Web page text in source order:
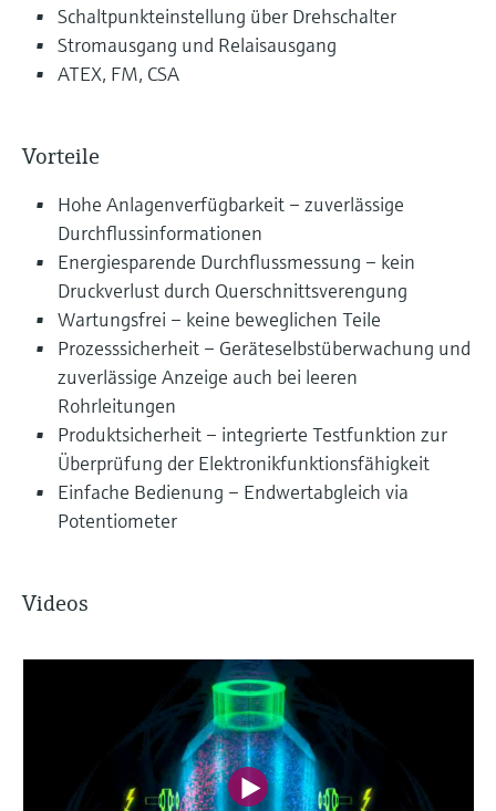
Schaltpunkteinstellung über Drehschalter
Stromausgang und Relaisausgang
ATEX, FM, CSA
Vorteile
Hohe Anlagenverfügbarkeit – zuverlässige
Durchflussinformationen
Energiesparende Durchflussmessung – kein
Druckverlust durch Querschnittsverengung
Wartungsfrei – keine beweglichen Teile
Prozesssicherheit – Geräteselbstüberwachung und
zuverlässige Anzeige auch bei leeren
Rohrleitungen
Produktsicherheit – integrierte Testfunktion zur
Überprüfung der Elektronikfunktionsfähigkeit
Einfache Bedienung – Endwertabgleich via
Potentiometer
Videos